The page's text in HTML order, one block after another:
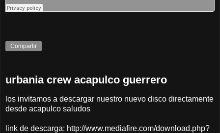
Compartir
urbania crew acapulco guerrero
los invitamos a descargar nuestro nuevo disco directamente
desde acapulco saludos
link de descarga: http://www.mediafire.com/download.php?